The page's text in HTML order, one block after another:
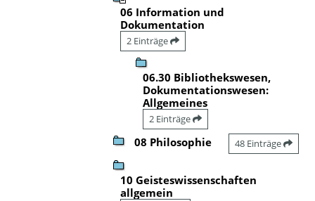
06 Information und
Dokumentation
2 Einträge
06.30 Bibliothekswesen,
Dokumentationswesen:
Allgemeines
2 Einträge
08 Philosophie 48 Einträge
10 Geisteswissenschaften
allgemein